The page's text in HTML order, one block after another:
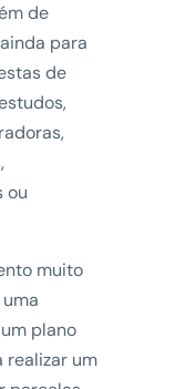
de
para
de
ou
muito
plano
realizar um